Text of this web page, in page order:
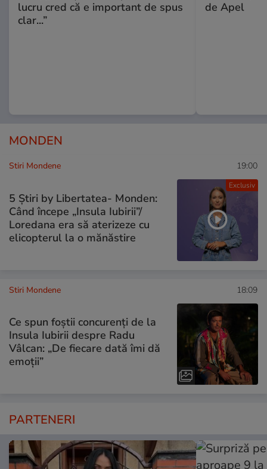
lucru cred că e important de spus
clar...”
de Apel
MONDEN
Exclusiv
Stiri Mondene 19:00
5 Știri by Libertatea- Monden:
Când începe „Insula Iubirii”/
Loredana era să aterizeze cu
elicopterul la o mănăstire
Stiri Mondene 18:09
Ce spun foștii concurenți de la
Insula Iubirii despre Radu
Vâlcan: „De fiecare dată îmi dă
emoții”
PARTENERI